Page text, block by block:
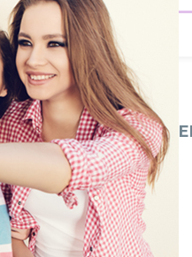
SANIUTE COPII
COPII 3 IN 1
BROWN
LoliBebe
Love F.W B9
Stoc Epuizat